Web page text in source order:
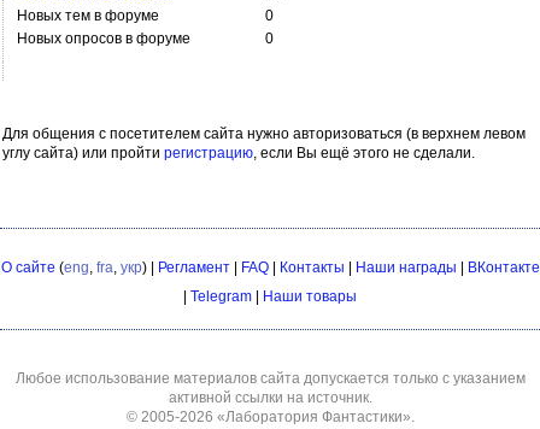
Новых тем в форуме
0
Новых опросов в форуме
0
Для общения с посетителем сайта нужно авторизоваться (в верхнем левом
углу сайта) или пройти регистрацию, если Вы ещё этого не сделали.
О сайте (eng, fra, укр) | Регламент| FAQ| Контакты Наши награды
ВКонтакте
Telegram Наши товары
Любое использование материалов сайта допускается только с указанием
активной ссылки на источник.
© 2005-2026 «Лаборатория Фантастики».